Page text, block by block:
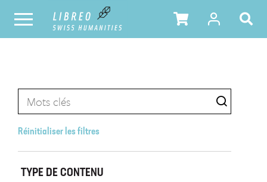
Réinitialiser les filtres
TYPE DE CONTENU